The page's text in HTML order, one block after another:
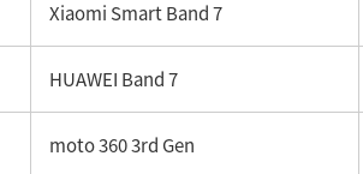
Xiaomi Smart Band 7
HUAWEI Band 7
moto 360 3rd Gen